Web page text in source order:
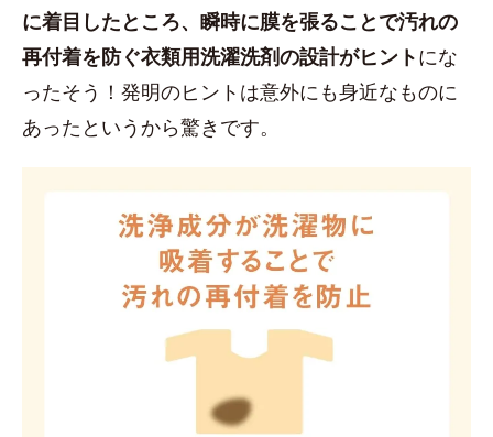
に着目したところ、瞬時に膜を張ることで汚れの
再付着を防ぐ衣類用洗濯洗剤の設計がヒントにな
ったそう！発明のヒントは意外にも身近なものに
あったというから驚きです。